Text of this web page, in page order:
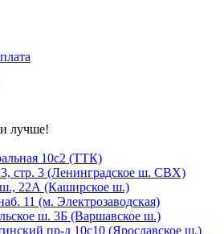
лучше!
10с2 (ТТК)
стр. 3 (Ленинградское ш. СВХ)
22А (Каширское ш.)
11 (м. Электрозаводская)
ш. 3Б (Варшавское ш.)
пр-д 10с10 (Ярославское ш.)